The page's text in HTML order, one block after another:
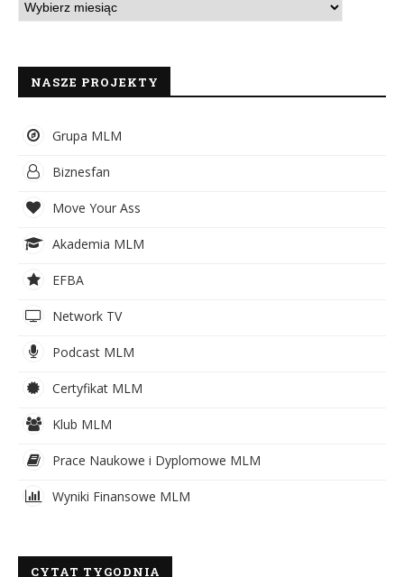
NASZE PROJEKTY
Grupa MLM
Biznesfan
Move Your Ass
Akademia MLM
EFBA
Network TV
Podcast MLM
Certyfikat MLM
Klub MLM
Prace Naukowe i Dyplomowe MLM
Wyniki Finansowe MLM
CYTAT TYGODNIA